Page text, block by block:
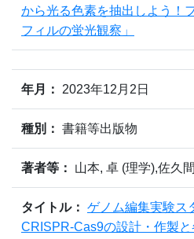
から光る色素を抽出しよう！
フィルの蛍光観察」
年月： 2023年12月2日
種別： 書籍等出版物
著者等： 山本, 卓 (理学),佐久
タイトル： ゲノム編集実験ス
CRISPR-Cas9の設計・作製